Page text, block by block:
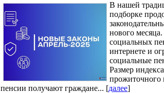
В нашей
подборке
нового
социальных
интернете и
социальные
Размер
пенсии получают граждане... [далее]